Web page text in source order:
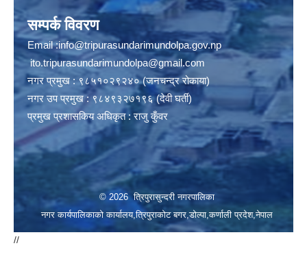
सम्पर्क विवरण
Email :info@tripurasundarimundolpa.gov.np
ito.tripurasundarimundolpa@gmail.com
नगर प्रमुख : ९८५१०२९२४० (जनचन्द्र रोकाया)
नगर उप प्रमुख : ९८४९३२७१९६ (देवी घर्ती)
प्रमुख प्रशासकिय अधिकृत : राजु कुँवर
© 2026 त्रिपुरासुन्दरी नगरपालिका
नगर कार्यपालिकाको कार्यालय,त्रिपुराकोट बगर,डोल्पा,कर्णाली प्रदेश,नेपाल
//